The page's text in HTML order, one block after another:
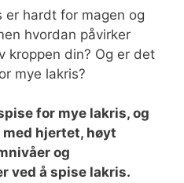
er hardt for magen og
hvordan påvirker
kroppen din? Og er det
mye lakris?
for mye lakris, og
hjertet, høyt
og
ved å spise lakris.